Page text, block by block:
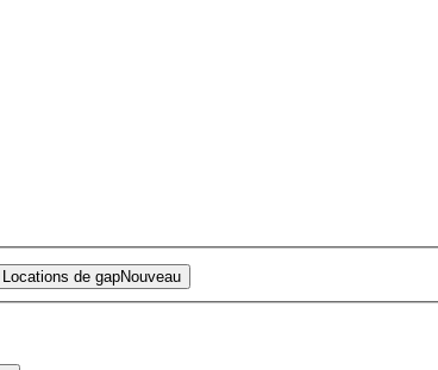
Locations de gapNouveau